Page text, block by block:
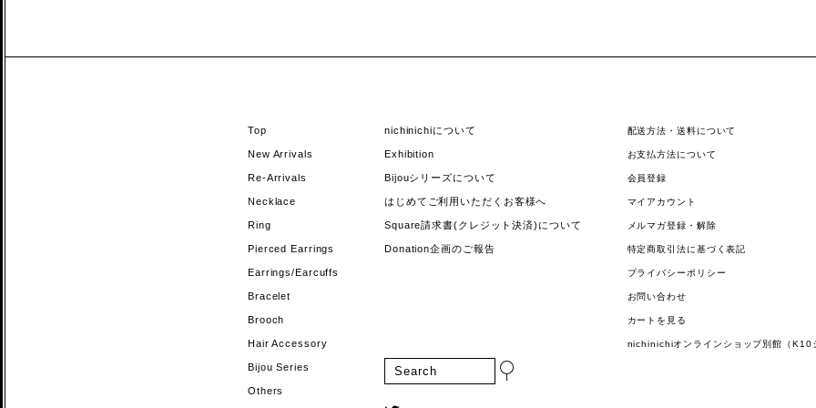
Top
New Arrivals
Re-Arrivals
Necklace
Ring
Pierced Earrings
Earrings/Earcuffs
Bracelet
Brooch
Hair Accessory
Bijou Series
Others
nichinichiについて
Exhibition
Bijouシリーズについて
はじめてご利用いただくお客様へ
Square請求書(クレジット決済)について
Donation企画のご報告
配送方法・送料について
お支払方法について
会員登録
マイアカウント
メルマガ登録・解除
特定商取引法に基づく表記
プライバシーポリシー
お問い合わせ
カートを見る
nichinichiオンラインショップ別館（K10